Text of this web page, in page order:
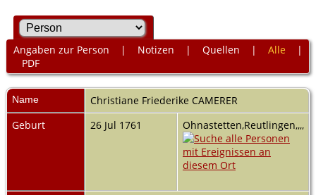
Angaben zur Person | Notizen | Quellen | Alle |
PDF
Name Christiane Friederike CAMERER
Geburt
26 Jul 1761 Ohnastetten,Reutlingen,,,,